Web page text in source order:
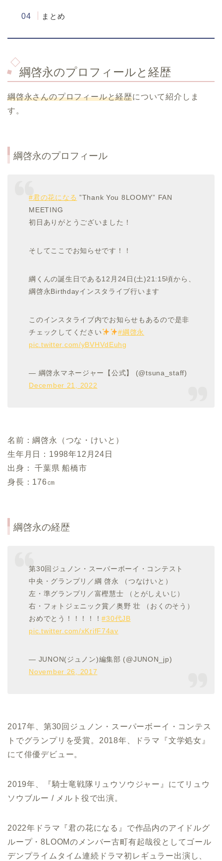
まとめ
綱啓永のプロフィールと経歴
綱啓永さんのプロフィールと経歴について紹介しま
す。
綱啓永のプロフィール
#君の花になる ”Thank You 8LOOMY” FAN
MEETING
初日ありがとうございました！
そしてここでお知らせです！！
綱くんの誕生日である12月24日(土)21:15頃から、
綱啓永Birthdayインスタライブ行います
このインスタライブ内でお知らせもあるので是非
チェックしてください
#綱啓永
pic.twitter.com/yBVHVdEuhg
— 綱啓永マネージャー【公式】 (@tsuna_staff)
December 21, 2022
名前：綱啓永（つな・けいと）
生年月日：1998年12月24日
出身： 千葉県 船橋市
身長：176㎝
綱啓永の経歴
第30回ジュノン・スーパーボーイ・コンテスト
中央・グランプリ／綱 啓永 （つなけいと）
左・準グランプリ／富樫慧士 （とがしえいじ）
右・フォトジェニック賞／奥野 壮 （おくのそう）
おめでとう！！！！！#30代JB
pic.twitter.com/xKrifF74av
— JUNON(ジュノン)編集部 (@JUNON_jp)
November 26, 2017
2017年、第30回ジュノン・スーパーボーイ・コンテス
トでグランプリを受賞。2018年、ドラマ『文学処女』
にて俳優デビュー。
2019年、『騎士竜戦隊リュウソウジャー』にてリュウ
ソウブルー / メルト役で出演。
2022年ドラマ『君の花になる』で作品内のアイドルグ
ループ・8LOOMのメンバー古町有起哉役としてゴール
デンプライムタイム連続ドラマ初レギュラー出演し、